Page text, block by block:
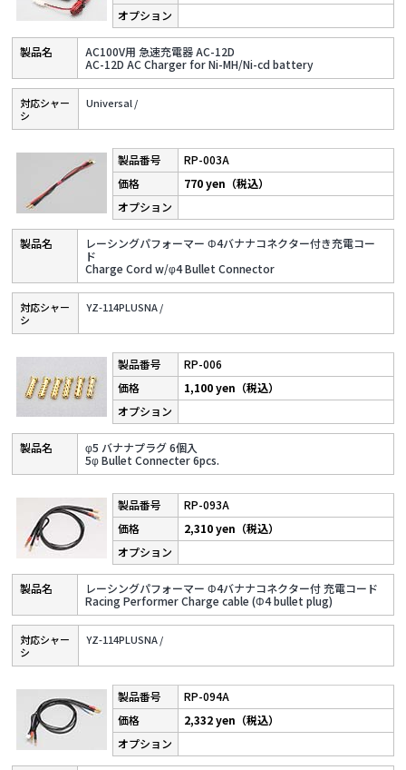
AC100V用 急速充電器 AC-12D
AC-12D AC Charger for Ni-MH/Ni-cd battery
対応シャー
シ
Universal /
RP-003A
レーシングパフォーマー Φ4バナナコネクター付き充電コー
ド
Charge Cord w/φ4 Bullet Connector
770 yen（税込）
対応シャー
シ
YZ-114PLUSNA /
RP-006
φ5 バナナプラグ 6個入
5φ Bullet Connecter 6pcs.
1,100 yen（税込）
RP-093A
レーシングパフォーマー Φ4バナナコネクター付 充電コード
Racing Performer Charge cable (Φ4 bullet plug)
2,310 yen（税込）
対応シャー
シ
YZ-114PLUSNA /
RP-094A
2,332 yen（税込）